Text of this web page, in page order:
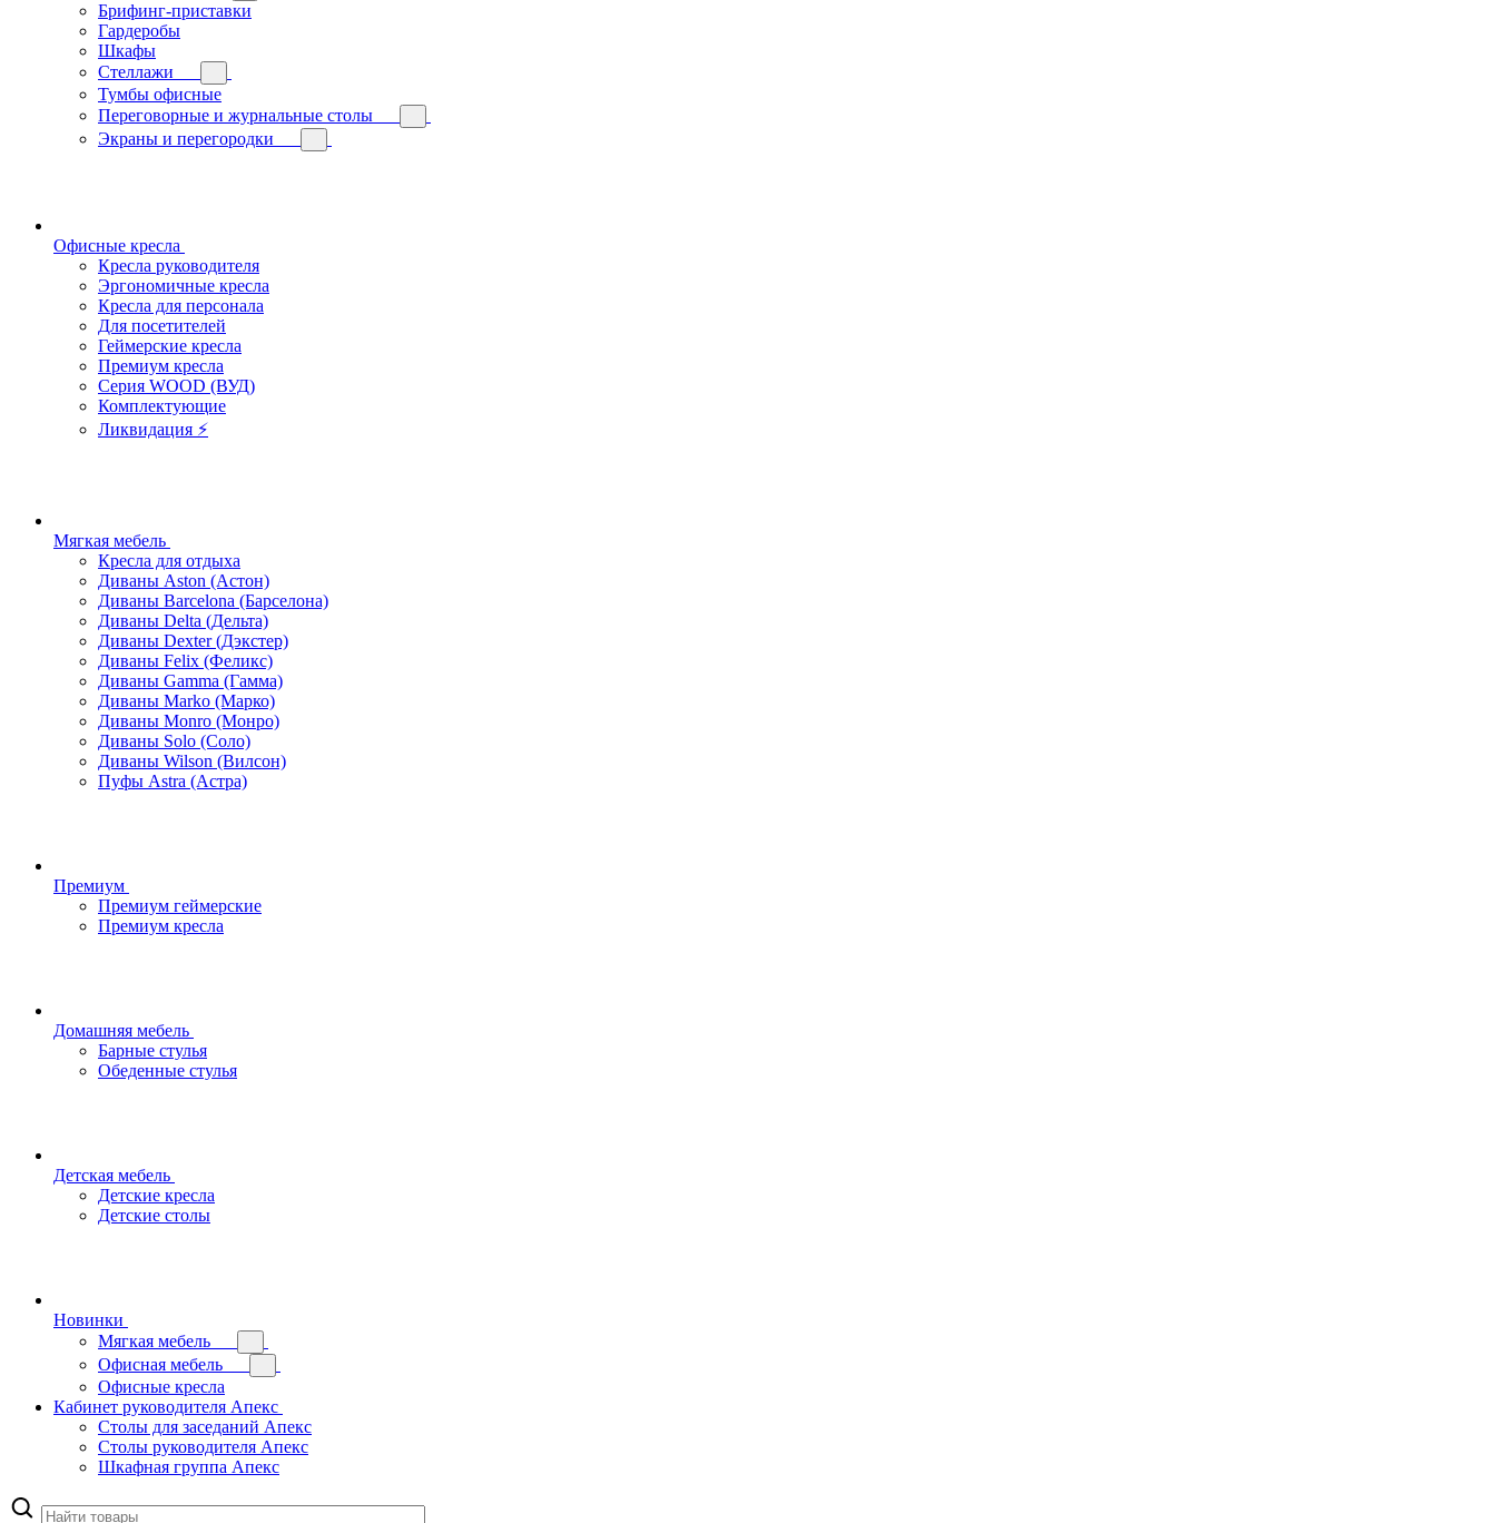
Брифинг-приставки
Гардеробы
Шкафы
Стеллажи
Тумбы офисные
Переговорные и журнальные столы
Экраны и перегородки
Офисные кресла
Кресла руководителя
Эргономичные кресла
Кресла для персонала
Для посетителей
Геймерские кресла
Премиум кресла
Серия WOOD (ВУД)
Комплектующие
Ликвидация ⚡
Мягкая мебель
Кресла для отдыха
Диваны Aston (Астон)
Диваны Barcelona (Барселона)
Диваны Delta (Дельта)
Диваны Dexter (Дэкстер)
Диваны Felix (Феликс)
Диваны Gamma (Гамма)
Диваны Marko (Марко)
Диваны Monro (Монро)
Диваны Solo (Соло)
Диваны Wilson (Вилсон)
Пуфы Astra (Астра)
Премиум
Премиум геймерские
Премиум кресла
Домашняя мебель
Барные стулья
Обеденные стулья
Детская мебель
Детские кресла
Детские столы
Новинки
Мягкая мебель
Офисная мебель
Офисные кресла
Кабинет руководителя Апекс
Столы для заседаний Апекс
Столы руководителя Апекс
Шкафная группа Апекс